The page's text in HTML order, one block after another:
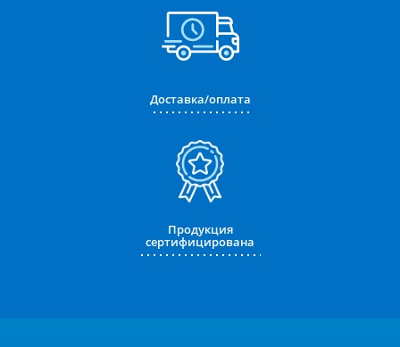
Доставка/оплата
Продукция
сертифицирована